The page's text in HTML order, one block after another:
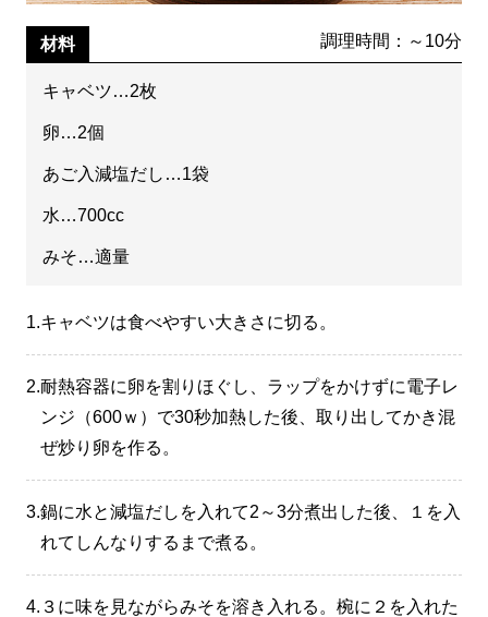
材料 調理時間：～10分
キャベツ…2枚
卵…2個
あご入減塩だし…1袋
水…700cc
みそ…適量
1.キャベツは食べやすい大きさに切る。
2.耐熱容器に卵を割りほぐし、ラップをかけずに電子レ
ンジ（600ｗ）で30秒加熱した後、取り出してかき混
ぜ炒り卵を作る。
3.鍋に水と減塩だしを入れて2～3分煮出した後、１を入
れてしんなりするまで煮る。
4. ３に味を見ながらみそを溶き入れる。椀に２を入れた